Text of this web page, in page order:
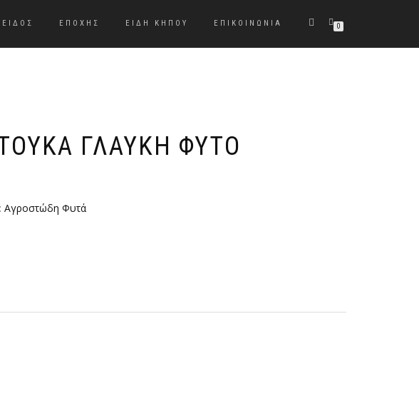
ΕΠΟΧΉΣ ΕΙΔΗ ΚΉΠΟΥ ΕΠΙΚΟΙΝΩΝΊΑ 0
ΓΛΑΥΚΉ ΦΥΤΌ
Αγροστώδη Φυτά